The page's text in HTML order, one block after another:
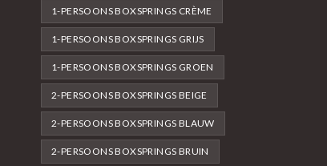
1-PERSOONS BOXSPRINGS CRÈME
1-PERSOONS BOXSPRINGS GRIJS
1-PERSOONS BOXSPRINGS GROEN
2-PERSOONS BOXSPRINGS BEIGE
2-PERSOONS BOXSPRINGS BLAUW
2-PERSOONS BOXSPRINGS BRUIN